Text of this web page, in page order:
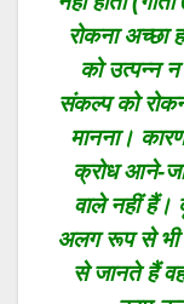
रोकना
को उत्पन्न
संकल्प को
मानना।
क्रोध आने-
वाले नहीं हैं।
अलग रूप से भी
से जानते हैं